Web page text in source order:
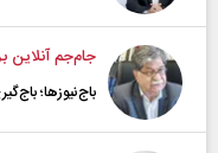
جام‌جم آنلاین
باج‌نیوزها؛